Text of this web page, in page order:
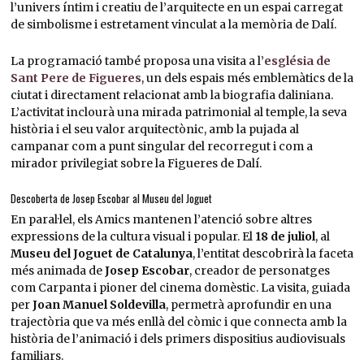
l’univers íntim i creatiu de l’arquitecte en un espai carregat
de simbolisme i estretament vinculat a la memòria de Dalí.
La programació també proposa una visita a l’església de
Sant Pere de Figueres, un dels espais més emblemàtics de la
ciutat i directament relacionat amb la biografia daliniana.
L’activitat inclourà una mirada patrimonial al temple, la seva
història i el seu valor arquitectònic, amb la pujada al
campanar com a punt singular del recorregut i com a
mirador privilegiat sobre la Figueres de Dalí.
Descoberta de Josep Escobar al Museu del Joguet
En paral·lel, els Amics mantenen l’atenció sobre altres
expressions de la cultura visual i popular. El 18 de juliol, al
Museu del Joguet de Catalunya, l’entitat descobrirà la faceta
més animada deJosep Escobar, creador de personatges
com Carpanta i pioner del cinema domèstic. La visita, guiada
perJoan Manuel Soldevilla, permetrà aprofundir en una
trajectòria que va més enllà del còmic i que connecta amb la
història de l’animació i dels primers dispositius audiovisuals
familiars.